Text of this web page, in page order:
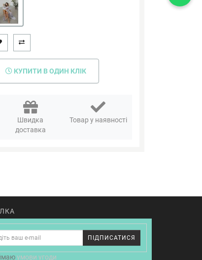
КУПИТИ В ОДИН КЛІК
Швидка
доставка
Товар у наявності
ПІДПИСАТИСЯ
умови угоди